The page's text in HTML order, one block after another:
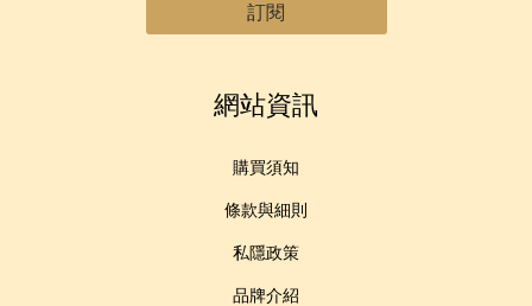
訂閱
網站資訊
購買須知
條款與細則
私隱政策
品牌介紹